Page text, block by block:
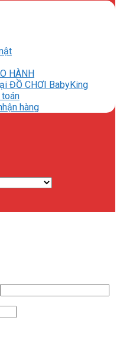
HÀNH
ĐỒ CHƠI BabyKing
toán
hàng